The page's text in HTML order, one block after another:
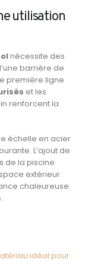
utilisation
nécessite des
barrière de
première ligne
et les
renforcent la
échelle en acier
L’ajout de
de la piscine
extérieur.
chaleureuse
idéal pour